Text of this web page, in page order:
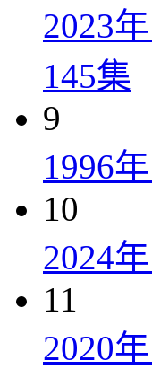
2023
145集
9
1996
10
2024
11
2020